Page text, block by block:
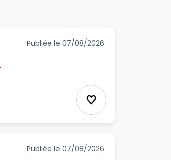
Publiée le 07/08/2026
Ajouter aux
Publiée le 07/08/2026